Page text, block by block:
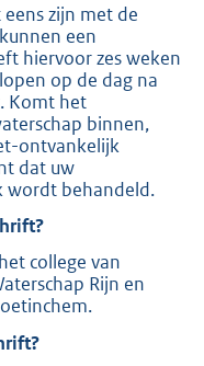
zijn met de
een
hiervoor zes weken
op de dag na
Komt het
binnen,
ontvankelijk
dat uw
wordt behandeld.
college van
Rijn en